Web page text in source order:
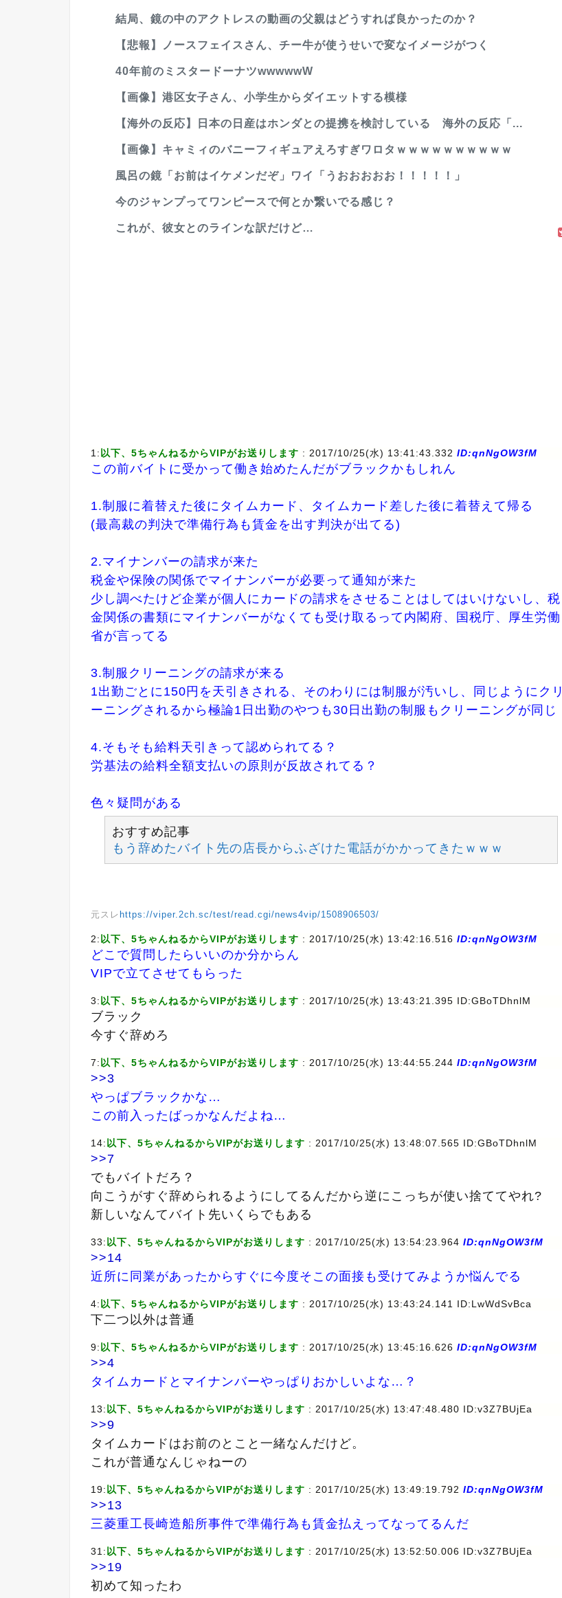
結局、鏡の中のアクトレスの動画の父親はどうすれば良かったのか？
【悲報】ノースフェイスさん、チー牛が使うせいで変なイメージがつく
40年前のミスタードーナツwwwwwW
【画像】港区女子さん、小学生からダイエットする模様
【海外の反応】日本の日産はホンダとの提携を検討している 海外の反応「...
【画像】キャミィのバニーフィギュアえろすぎワロタｗｗｗｗｗｗｗｗｗｗ
風呂の鏡「お前はイケメンだぞ」ワイ「うおおおおお！！！！！」
今のジャンプってワンピースで何とか繋いでる感じ？
これが、彼女とのラインな訳だけど…
1: 以下、5ちゃんねるからVIPがお送りします : 2017/10/25(水) 13:41:43.332 ID:qnNgOW3fM
この前バイトに受かって働き始めたんだがブラックかもしれん
1.制服に着替えた後にタイムカード、タイムカード差した後に着替えて帰る
(最高裁の判決で準備行為も賃金を出す判決が出てる)
2.マイナンバーの請求が来た
税金や保険の関係でマイナンバーが必要って通知が来た
少し調べたけど企業が個人にカードの請求をさせることはしてはいけないし、税
金関係の書類にマイナンバーがなくても受け取るって内閣府、国税庁、厚生労働
省が言ってる
3.制服クリーニングの請求が来る
1出勤ごとに150円を天引きされる、そのわりには制服が汚いし、同じようにクリ
ーニングされるから極論1日出勤のやつも30日出勤の制服もクリーニングが同じ
4.そもそも給料天引きって認められてる？
労基法の給料全額支払いの原則が反故されてる？
色々疑問がある
おすすめ記事
もう辞めたバイト先の店長からふざけた電話がかかってきたｗｗｗ
元スレ https://viper.2ch.sc/test/read.cgi/news4vip/1508906503/
2: 以下、5ちゃんねるからVIPがお送りします : 2017/10/25(水) 13:42:16.516 ID:qnNgOW3fM
どこで質問したらいいのか分からん
VIPで立てさせてもらった
3: 以下、5ちゃんねるからVIPがお送りします : 2017/10/25(水) 13:43:21.395 ID:GBoTDhnlM
ブラック
今すぐ辞めろ
7: 以下、5ちゃんねるからVIPがお送りします : 2017/10/25(水) 13:44:55.244 ID:qnNgOW3fM
>>3
やっぱブラックかな…
この前入ったばっかなんだよね…
14: 以下、5ちゃんねるからVIPがお送りします : 2017/10/25(水) 13:48:07.565 ID:GBoTDhnlM
>>7
でもバイトだろ？
向こうがすぐ辞められるようにしてるんだから逆にこっちが使い捨ててやれ?
新しいなんてバイト先いくらでもある
33: 以下、5ちゃんねるからVIPがお送りします : 2017/10/25(水) 13:54:23.964 ID:qnNgOW3fM
>>14
近所に同業があったからすぐに今度そこの面接も受けてみようか悩んでる
4: 以下、5ちゃんねるからVIPがお送りします : 2017/10/25(水) 13:43:24.141 ID:LwWdSvBca
下二つ以外は普通
9: 以下、5ちゃんねるからVIPがお送りします : 2017/10/25(水) 13:45:16.626 ID:qnNgOW3fM
>>4
タイムカードとマイナンバーやっぱりおかしいよな…？
13: 以下、5ちゃんねるからVIPがお送りします : 2017/10/25(水) 13:47:48.480 ID:v3Z7BUjEa
>>9
タイムカードはお前のとこと一緒なんだけど。
これが普通なんじゃねーの
19: 以下、5ちゃんねるからVIPがお送りします : 2017/10/25(水) 13:49:19.792 ID:qnNgOW3fM
>>13
三菱重工長崎造船所事件で準備行為も賃金払えってなってるんだ
31: 以下、5ちゃんねるからVIPがお送りします : 2017/10/25(水) 13:52:50.006 ID:v3Z7BUjEa
>>19
初めて知ったわ